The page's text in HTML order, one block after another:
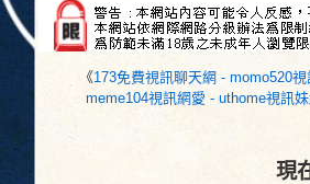
《173免費視訊聊天網 - momo520
meme104視訊網愛 - uthome視訊
現